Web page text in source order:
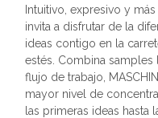
Intuitivo, expresivo y
invita a disfrutar de la
ideas contigo en la
estés. Combina samples
flujo de trabajo,
mayor nivel de
las primeras ideas hasta